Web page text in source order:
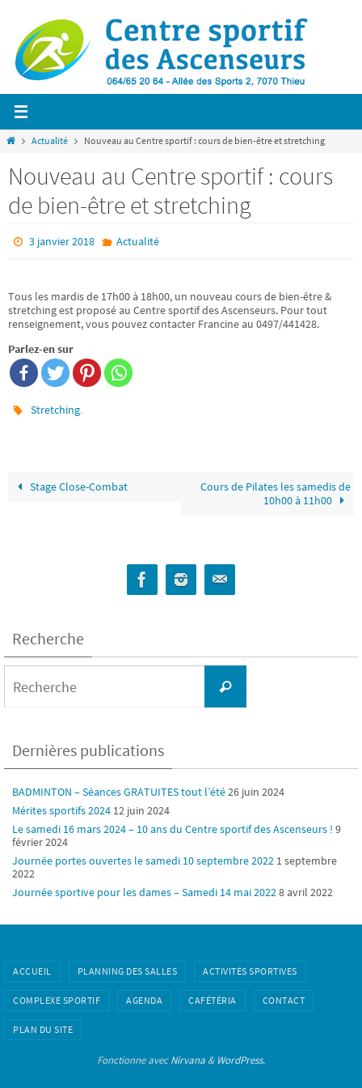
contenu
HomeActualité Nouveau au Centre sportif : cours de bien-être et stretching
Nouveau au Centre sportif : cours
de bien-être et stretching
3 janvier 2018 Actualité
Tous les mardis de 17h00 à 18h00, un nouveau cours de bien-être &
stretching est proposé au Centre sportif des Ascenseurs. Pour tout
renseignement, vous pouvez contacter Francine au 0497/441428.
Parlez-en sur
Stretching.
Stage Close-Combat
Cours de Pilates les samedis de
10h00 à 11h00
Recherche
Recherche
Dernières publications
BADMINTON – Séances GRATUITES tout l’été26 juin 2024
Mérites sportifs 2024 12 juin 2024
Le samedi 16 mars 2024 – 10 ans du Centre sportif des Ascenseurs ! 9
février 2024
Journée portes ouvertes le samedi 10 septembre 2022 1 septembre
2022
Journée sportive pour les dames – Samedi 14 mai 20228 avril 2022
ACCUEIL PLANNING DES SALLES ACTIVITÉS SPORTIVES
COMPLEXE SPORTIF AGENDA CAFÉTÉRIA CONTACT
PLAN DU SITE
Fonctionne avecNirvana & WordPress.